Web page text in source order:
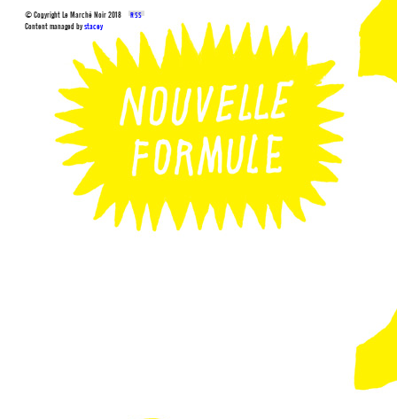
© Copyright Le Marché Noir 2018 RSS
Content managed by stacey